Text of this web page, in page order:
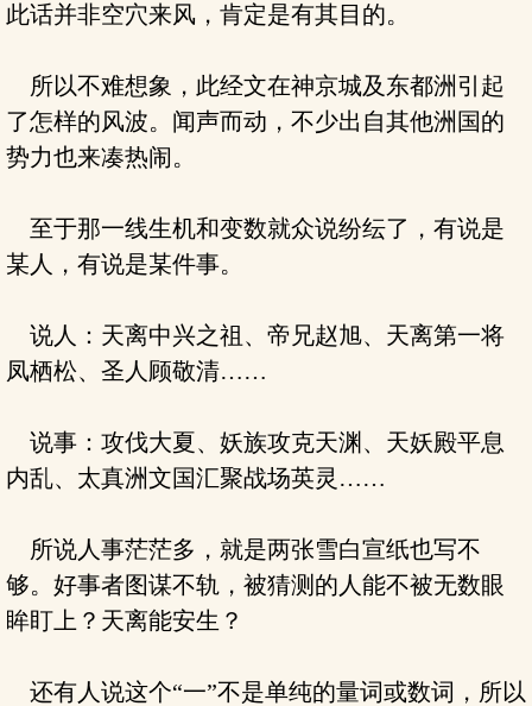
此话并非空穴来风，肯定是有其目的。
所以不难想象，此经文在神京城及东都洲引起
了怎样的风波。闻声而动，不少出自其他洲国的
势力也来凑热闹。
至于那一线生机和变数就众说纷纭了，有说是
某人，有说是某件事。
说人：天离中兴之祖、帝兄赵旭、天离第一将
凤栖松、圣人顾敬清……
说事：攻伐大夏、妖族攻克天渊、天妖殿平息
内乱、太真洲文国汇聚战场英灵……
所说人事茫茫多，就是两张雪白宣纸也写不
够。好事者图谋不轨，被猜测的人能不被无数眼
眸盯上？天离能安生？
还有人说这个“一”不是单纯的量词或数词，所以